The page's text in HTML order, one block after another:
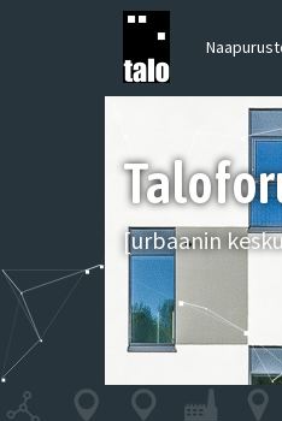
[urbaanin